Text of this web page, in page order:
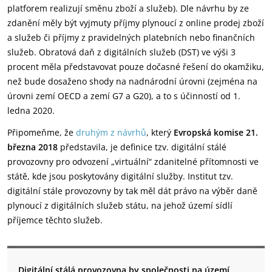
platforem realizují směnu zboží a služeb). Dle návrhu by ze
zdanění měly být vyjmuty příjmy plynoucí z online prodej zboží
a služeb či příjmy z pravidelných platebních nebo finančních
služeb. Obratová daň z digitálních služeb (DST) ve výši 3
procent měla představovat pouze dočasné řešení do okamžiku,
než bude dosaženo shody na nadnárodní úrovni (zejména na
úrovni zemí OECD a zemí G7 a G20), a to s účinností od 1.
ledna 2020.
Připomeňme, že druhým z návrhů, který Evropská komise 21.
března 2018 představila, je definice tzv. digitální stálé
provozovny pro odvození „virtuální“ zdanitelné přítomnosti ve
státě, kde jsou poskytovány digitální služby. Institut tzv.
digitální stále provozovny by tak měl dát právo na výběr daně
plynoucí z digitálních služeb státu, na jehož území sídlí
příjemce těchto služeb.